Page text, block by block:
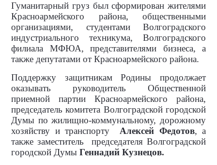
Гуманитарный груз был сформирован жителями
Красноармейского района, общественными
организациями, студентами Волгоградского
индустриального техникума, Волгоградского
филиала МФЮА, представителями бизнеса, а
также депутатами от Красноармейского района.
Поддержку защитникам Родины продолжает
оказывать руководитель Общественной
приемной партии Красноармейского района,
председатель комитета Волгоградской городской
Думы по жилищно-коммунальному, дорожному
хозяйству и транспорту Алексей Федотов, а
также заместитель
председателя Волгоградской
городской Думы Геннадий Кузнецов.